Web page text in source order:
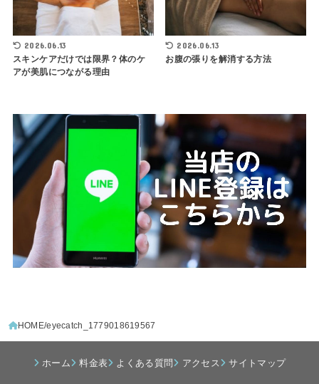
2026.06.13
スキンケアだけでは限界？体のケ
アが美肌につながる理由
2026.06.13
お腹の張りを解消する方法
HOME eyecatch_1779018619567
ホーム 料金表 よくある質問 アクセス サイトマップ